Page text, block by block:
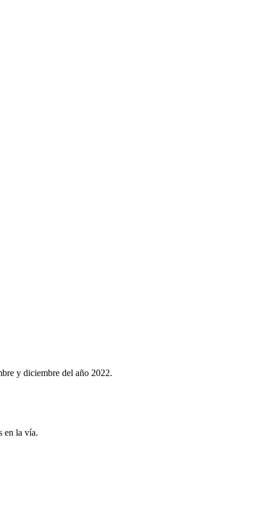
y diciembre del año 2022.
en la vía.